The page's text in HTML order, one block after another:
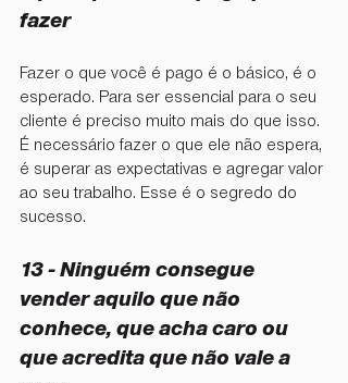
fazer
Fazer o que você é pago é o básico, é o
esperado. Para ser essencial para o seu
cliente é preciso muito mais do que isso.
É necessário fazer o que ele não espera,
é superar as expectativas e agregar valor
ao seu trabalho. Esse é o segredo do
sucesso.
13 - ⁠Ninguém consegue
vender aquilo que não
conhece, que acha caro ou
que acredita que não vale a